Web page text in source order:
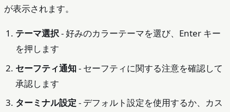
が表示されます。
テーマ選択- 好みのカラーテーマを選び、Enter キー
を押します
セーフティ通知 - セーフティに関する注意を確認して
承認します
ターミナル設定 - デフォルト設定を使用するか、カス